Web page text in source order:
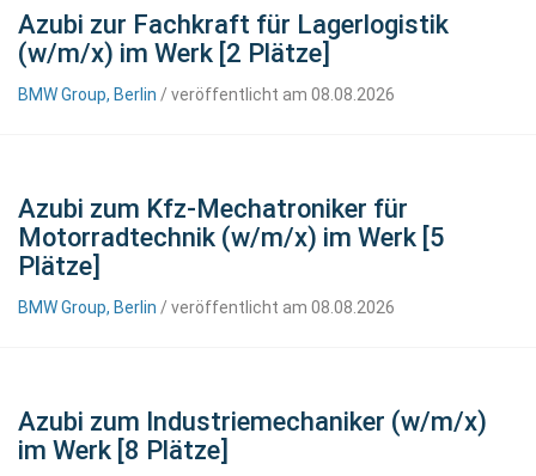
Azubi zur Fachkraft für Lagerlogistik
(w/m/x) im Werk [2 Plätze]
BMW Group, Berlin / veröffentlicht am 08.08.2026
Azubi zum Kfz-Mechatroniker für
Motorradtechnik (w/m/x) im Werk [5
Plätze]
BMW Group, Berlin / veröffentlicht am 08.08.2026
Azubi zum Industriemechaniker (w/m/x)
im Werk [8 Plätze]